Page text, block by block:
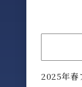
2025年春